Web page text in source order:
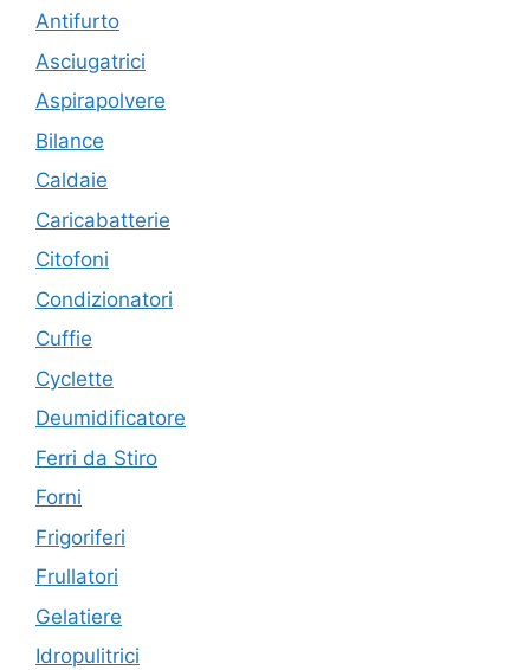
Antifurto
Asciugatrici
Aspirapolvere
Bilance
Caldaie
Caricabatterie
Citofoni
Condizionatori
Cuffie
Cyclette
Deumidificatore
Ferri da Stiro
Forni
Frigoriferi
Frullatori
Gelatiere
Idropulitrici